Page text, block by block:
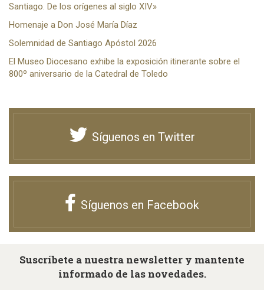
Santiago. De los orígenes al siglo XIV»
Homenaje a Don José María Díaz
Solemnidad de Santiago Apóstol 2026
El Museo Diocesano exhibe la exposición itinerante sobre el
800º aniversario de la Catedral de Toledo
Síguenos en Twitter
Síguenos en Facebook
Suscríbete a nuestra newsletter y mantente
informado de las novedades.